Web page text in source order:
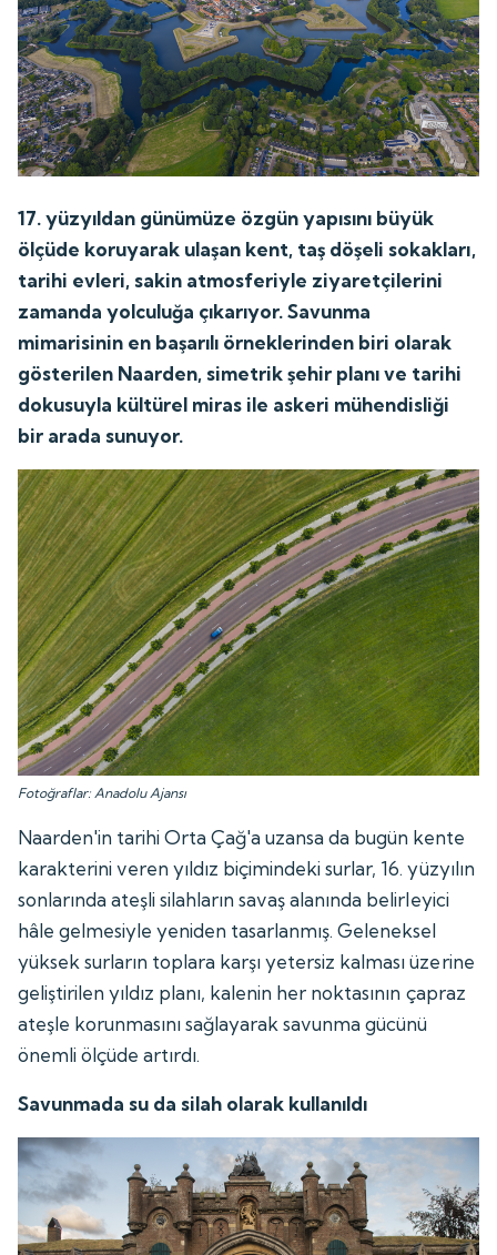
17. yüzyıldan günümüze özgün yapısını büyük
ölçüde koruyarak ulaşan kent, taş döşeli sokakları,
tarihi evleri, sakin atmosferiyle ziyaretçilerini
zamanda yolculuğa çıkarıyor. Savunma
mimarisinin en başarılı örneklerinden biri olarak
gösterilen Naarden, simetrik şehir planı ve tarihi
dokusuyla kültürel miras ile askeri mühendisliği
bir arada sunuyor.
Fotoğraflar: Anadolu Ajansı
Naarden'in tarihi Orta Çağ'a uzansa da bugün kente
karakterini veren yıldız biçimindeki surlar, 16. yüzyılın
sonlarında ateşli silahların savaş alanında belirleyici
hâle gelmesiyle yeniden tasarlanmış. Geleneksel
yüksek surların toplara karşı yetersiz kalması üzerine
geliştirilen yıldız planı, kalenin her noktasının çapraz
ateşle korunmasını sağlayarak savunma gücünü
önemli ölçüde artırdı.
Savunmada su da silah olarak kullanıldı